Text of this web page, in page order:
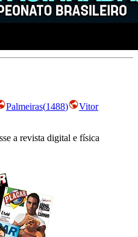
Palmeiras(1488)
Vitor
a revista digital e física